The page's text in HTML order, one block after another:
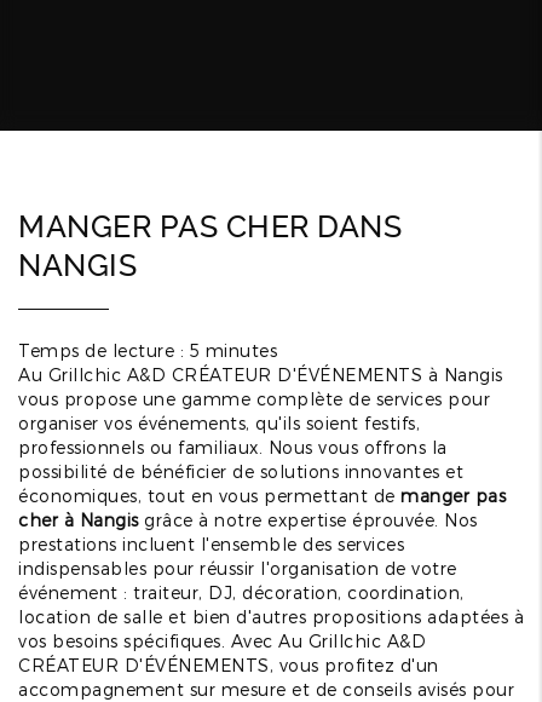
MANGER PAS CHER DANS
NANGIS
Temps de lecture : 5 minutes
Au Grillchic A&D CRÉATEUR D'ÉVÉNEMENTS à Nangis
vous propose une gamme complète de services pour
organiser vos événements, qu'ils soient festifs,
professionnels ou familiaux. Nous vous offrons la
possibilité de bénéficier de solutions innovantes et
économiques, tout en vous permettant de manger pas
cher à Nangisgrâce à notre expertise éprouvée. Nos
prestations incluent l'ensemble des services
indispensables pour réussir l'organisation de votre
événement : traiteur, DJ, décoration, coordination,
location de salle et bien d'autres propositions adaptées à
vos besoins spécifiques. Avec Au Grillchic A&D
CRÉATEUR D'ÉVÉNEMENTS, vous profitez d'un
accompagnement sur mesure et de conseils avisés pour